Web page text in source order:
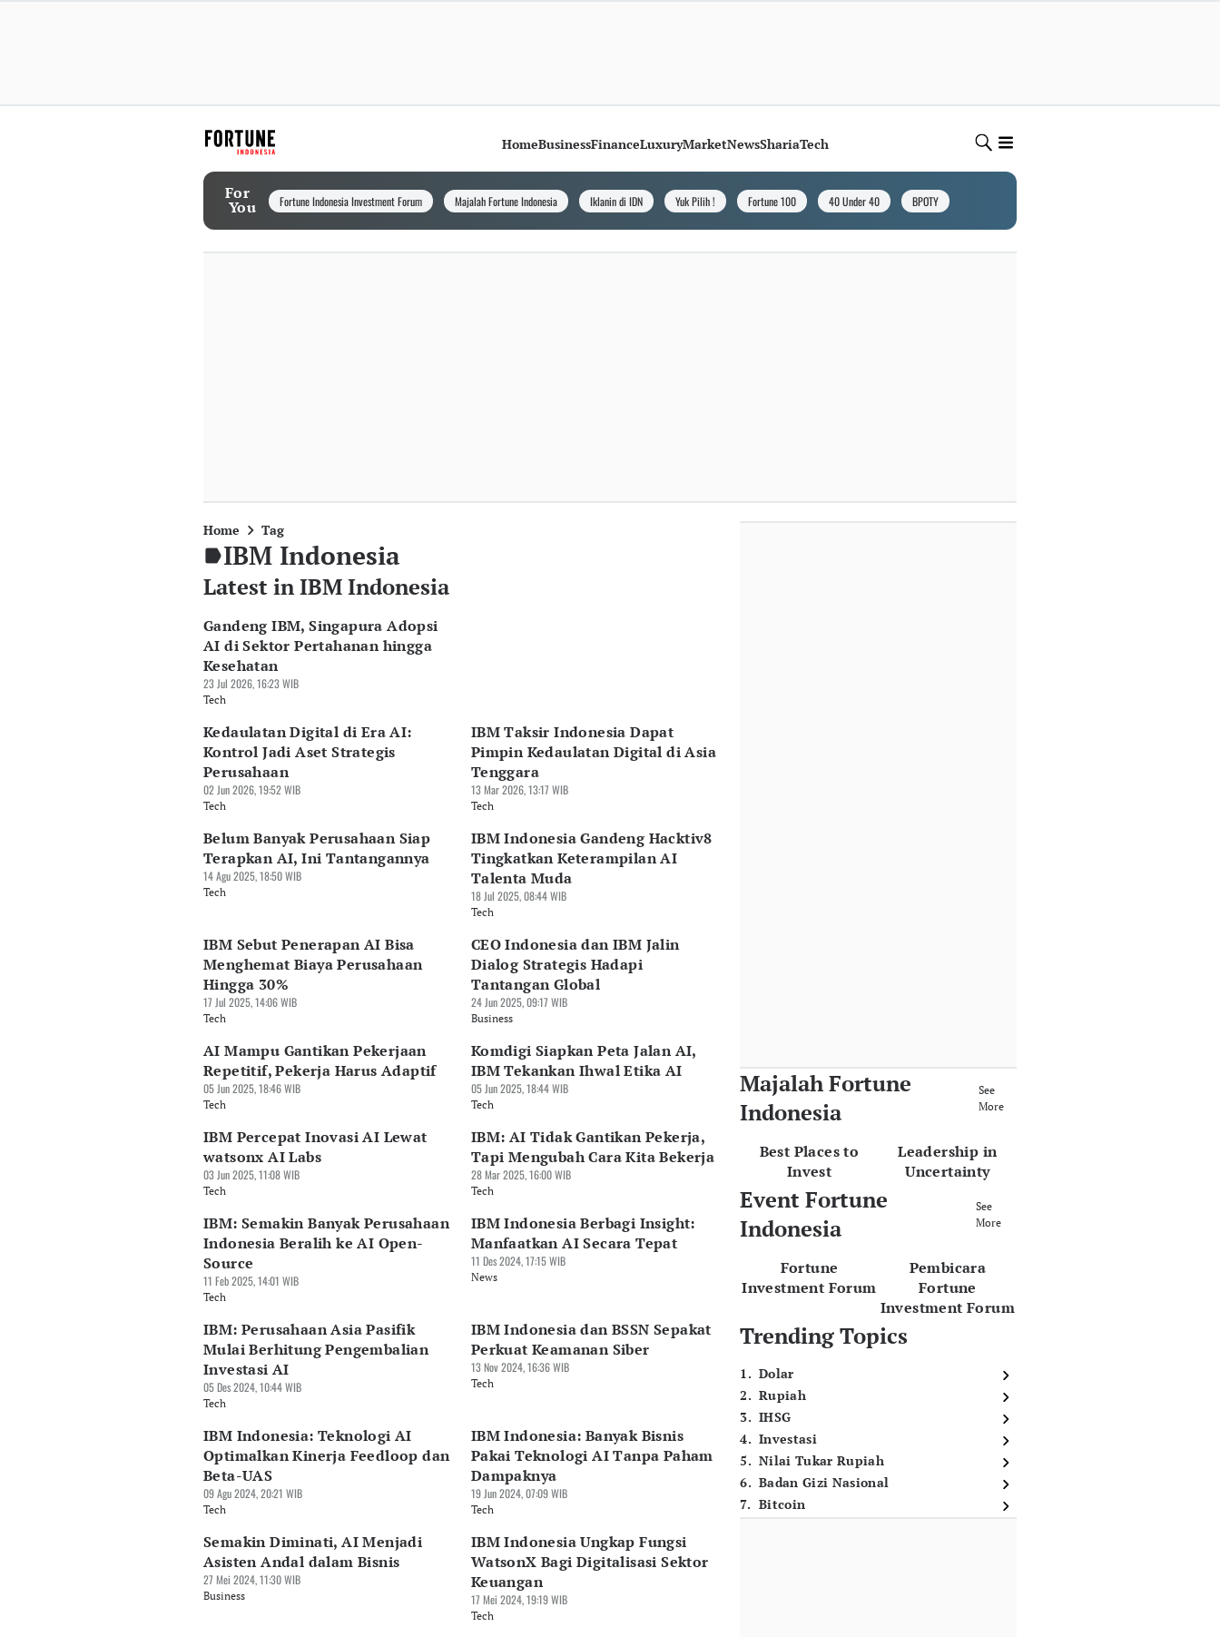
HomeBusinessFinanceLuxuryMarketNewsShariaTech
For
You Fortune Indonesia Investment Forum Majalah Fortune Indonesia Iklanin di IDN Yuk Pilih ! Fortune 100 40 Under 40 BPOTY
Home Tag
IBM Indonesia
Latest in IBM Indonesia
Gandeng IBM, Singapura Adopsi
AI di Sektor Pertahanan hingga
Kesehatan
23 Jul 2026, 16:23 WIB
Tech
Kedaulatan Digital di Era AI:
Kontrol Jadi Aset Strategis
Perusahaan
02 Jun 2026, 19:52 WIB
Tech
IBM Taksir Indonesia Dapat
Pimpin Kedaulatan Digital di Asia
Tenggara
13 Mar 2026, 13:17 WIB
Tech
Belum Banyak Perusahaan Siap
Terapkan AI, Ini Tantangannya
14 Agu 2025, 18:50 WIB
Tech
IBM Indonesia Gandeng Hacktiv8
Tingkatkan Keterampilan AI
Talenta Muda
18 Jul 2025, 08:44 WIB
Tech
IBM Sebut Penerapan AI Bisa
Menghemat Biaya Perusahaan
Hingga 30%
17 Jul 2025, 14:06 WIB
Tech
CEO Indonesia dan IBM Jalin
Dialog Strategis Hadapi
Tantangan Global
24 Jun 2025, 09:17 WIB
Business
AI Mampu Gantikan Pekerjaan
Repetitif, Pekerja Harus Adaptif
05 Jun 2025, 18:46 WIB
Tech
Komdigi Siapkan Peta Jalan AI,
IBM Tekankan Ihwal Etika AI
05 Jun 2025, 18:44 WIB
Tech
IBM Percepat Inovasi AI Lewat
watsonx AI Labs
03 Jun 2025, 11:08 WIB
Tech
IBM: AI Tidak Gantikan Pekerja,
Tapi Mengubah Cara Kita Bekerja
28 Mar 2025, 16:00 WIB
Tech
IBM: Semakin Banyak Perusahaan
Indonesia Beralih ke AI Open-
Source
11 Feb 2025, 14:01 WIB
Tech
IBM Indonesia Berbagi Insight:
Manfaatkan AI Secara Tepat
11 Des 2024, 17:15 WIB
News
IBM: Perusahaan Asia Pasifik
Mulai Berhitung Pengembalian
Investasi AI
05 Des 2024, 10:44 WIB
Tech
IBM Indonesia dan BSSN Sepakat
Perkuat Keamanan Siber
13 Nov 2024, 16:36 WIB
Tech
IBM Indonesia: Teknologi AI
Optimalkan Kinerja Feedloop dan
Beta-UAS
09 Agu 2024, 20:21 WIB
Tech
IBM Indonesia: Banyak Bisnis
Pakai Teknologi AI Tanpa Paham
Dampaknya
19 Jun 2024, 07:09 WIB
Tech
Semakin Diminati, AI Menjadi
Asisten Andal dalam Bisnis
27 Mei 2024, 11:30 WIB
Business
IBM Indonesia Ungkap Fungsi
WatsonX Bagi Digitalisasi Sektor
Keuangan
17 Mei 2024, 19:19 WIB
Tech
Majalah Fortune
Indonesia
See
More
Best Places to
Invest
Leadership in
Uncertainty
Event Fortune
Indonesia
See
More
Fortune
Investment Forum
Pembicara
Fortune
Investment Forum
Trending Topics
1. Dolar
2. Rupiah
3. IHSG
4. Investasi
5. Nilai Tukar Rupiah
6. Badan Gizi Nasional
7. Bitcoin